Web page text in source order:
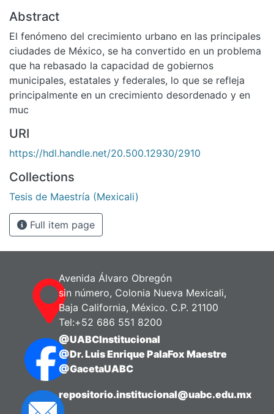
Abstract
El fenómeno del crecimiento urbano en las principales
ciudades de México, se ha convertido en un problema
que ha rebasado la capacidad de gobiernos
municipales, estatales y federales, lo que se refleja
principalmente en un crecimiento desordenado y en
muc
URI
https://hdl.handle.net/20.500.12930/2910
Collections
Tesis de Maestría (Mexicali)
Full item page
Avenida Álvaro Obregón
sin número, Colonia Nueva Mexicali,
Baja California, México. C.P. 21100
Tel:+52 686 551 8200
@UABCInstitucional
@Dr. Luis Enrique PalaFox Maestre
@GacetaUABC
repositorio.institucional@uabc.edu.mx